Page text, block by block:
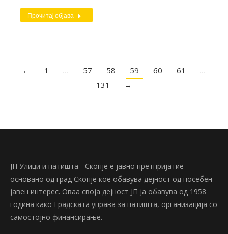
Прочитај објава
← 1 … 57 58 59 60 61
…
131
→
ЈП Улици и патишта - Скопје е јавно претпријатие
основано од град Скопје кое обавува дејност од посебен
јавен интерес. Оваа своја дејност ЈП ја обавува од 1958
година како Градската управа за патишта, организација со
самостојно финансирање.